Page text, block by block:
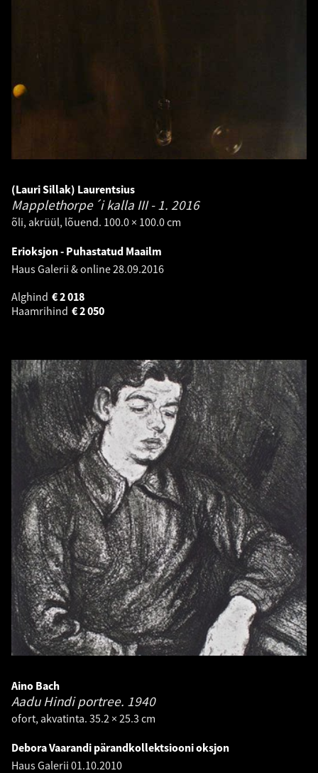
(Lauri Sillak) Laurentsius
Mapplethorpe´i kalla III - 1. 2016
õli, akrüül, lõuend. 100.0 × 100.0 cm
Erioksjon - Puhastatud Maailm
Haus Galerii & online28.09.2016
Alghind
2 018
€
Haamrihind
2 050
€
Aino Bach
Aadu Hindi portree. 1940
ofort, akvatinta. 35.2 × 25.3 cm
Debora Vaarandi pärandkollektsiooni oksjon
Haus Galerii 01.10.2010